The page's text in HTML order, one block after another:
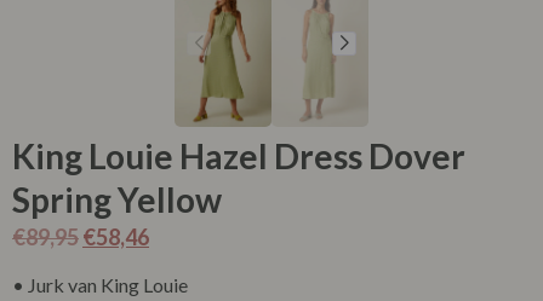
King Louie Hazel Dress Dover
Spring Yellow
€89,95€58,46
• Jurk van King Louie